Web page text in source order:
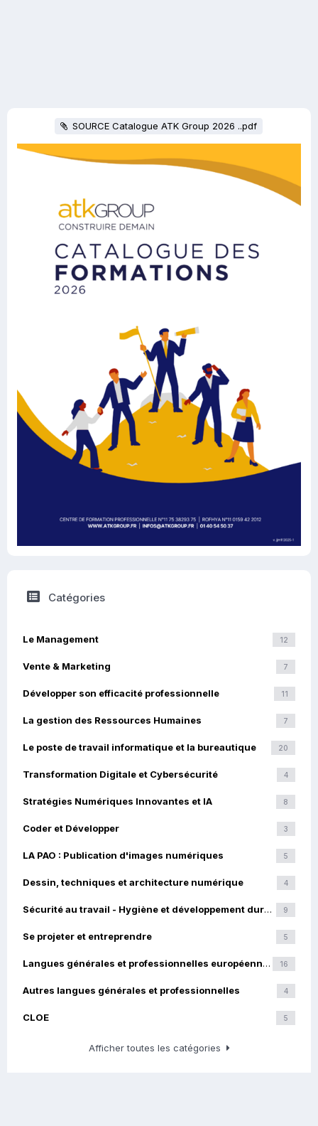
SOURCE Catalogue ATK Group 2026 ..pdf
Catégories
12
Le Management
7
Vente & Marketing
11
Développer son efficacité professionnelle
7
La gestion des Ressources Humaines
20
Le poste de travail informatique et la bureautique
4
Transformation Digitale et Cybersécurité
8
Stratégies Numériques Innovantes et IA
3
Coder et Développer
5
LA PAO : Publication d'images numériques
4
Dessin, techniques et architecture numérique
9
Sécurité au travail - Hygiène et développement durable
5
Se projeter et entreprendre
16
Langues générales et professionnelles européennes
4
Autres langues générales et professionnelles
5
CLOE
Afficher toutes les catégories